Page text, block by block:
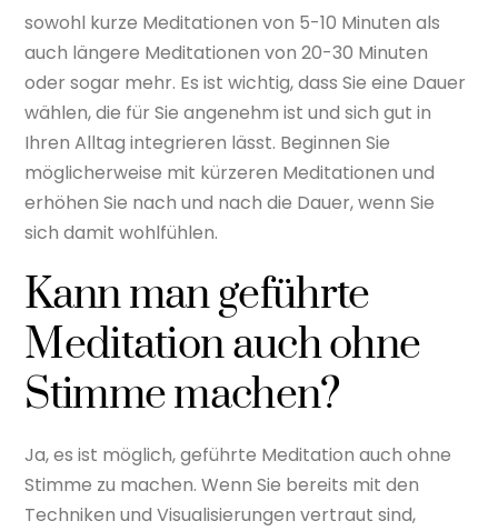
sowohl kurze Meditationen von 5-10 Minuten als
auch längere Meditationen von 20-30 Minuten
oder sogar mehr. Es ist wichtig, dass Sie eine Dauer
wählen, die für Sie angenehm ist und sich gut in
Ihren Alltag integrieren lässt. Beginnen Sie
möglicherweise mit kürzeren Meditationen und
erhöhen Sie nach und nach die Dauer, wenn Sie
sich damit wohlfühlen.
Kann man geführte
Meditation auch ohne
Stimme machen?
Ja, es ist möglich, geführte Meditation auch ohne
Stimme zu machen. Wenn Sie bereits mit den
Techniken und Visualisierungen vertraut sind,